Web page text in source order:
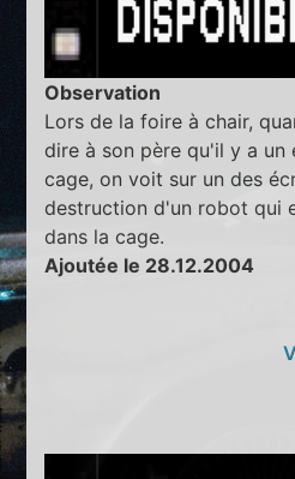
Observation
Lors de la foire à chair,
dire à son père qu'il y a un
cage, on voit sur un des
destruction d'un robot qui
dans la cage.
Ajoutée le 28.12.2004